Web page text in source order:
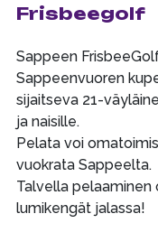
Frisbeegolf
Sappeen
Sappeenvuoren
sijaitseva 21-
ja naisille.
Pelata voi
vuokrata Sappeelta.
Talvella pelaaminen
lumikengät jalassa!